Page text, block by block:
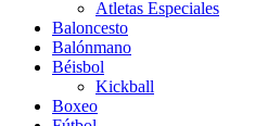
Atletas Especiales
Baloncesto
Balónmano
Béisbol
Kickball​
Boxeo